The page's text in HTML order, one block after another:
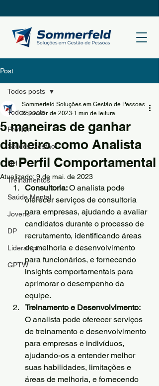
Post
Todos posts
Profiler
Sólides Gestão
RH
Treinamentos
Saúde Mental
Jovens
DP
Liderança
GPTW
Todos posts
5 maneiras de ganhar
dinheiro como Analista
de Perfil Comportamental
Sommerfeld Soluções em Gestão de Pessoas
25 de abr. de 2023 1 min de leitura
Atualizado: 9 de mai. de 2023
Consultoria: O analista pode
oferecer serviços de consultoria
para empresas, ajudando a avaliar
candidatos durante o processo de
recrutamento, identificando áreas
de melhoria e desenvolvimento
para funcionários, e fornecendo
insights comportamentais para
aprimorar o desempenho da
equipe.
Treinamento e Desenvolvimento:
O analista pode oferecer serviços
de treinamento e desenvolvimento
para empresas e indivíduos,
ajudando-os a entender melhor
suas habilidades, limitações e
áreas de melhoria, e fornecendo